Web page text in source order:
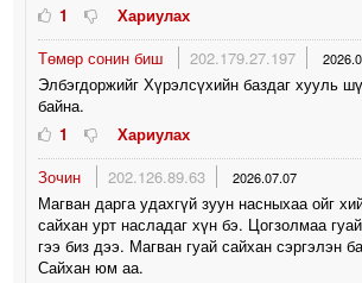
1
Хариулах
Төмөр сонин биш
202.179.27.197
Элбэгдоржийг Хүрэлсүхийн баздаг хууль
байна.
1
Хариулах
Зочин
202.126.89.63 2026.07.07
Магван дарга удахгүй зуун насныхаа ойг
сайхан урт насладаг хүн бэ. Цогзолмаа
гээ биз дээ. Магван гуай сайхан сэргэлэн
Сайхан юм аа.